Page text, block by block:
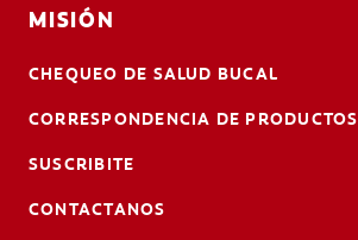
MISIÓN
CHEQUEO DE SALUD BUCAL
CORRESPONDENCIA DE PRODUCTOS
SUSCRIBITE
CONTACTANOS